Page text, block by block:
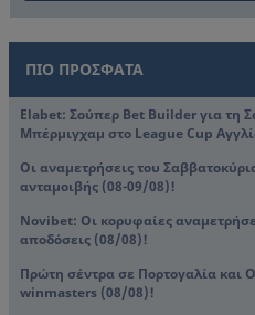
ΠΙΟ ΠΡΟΣΦΑΤΑ
Elabet: Σούπερ Bet Builder για τη
Μπέρμιγχαμ στο League Cup
Οι αναμετρήσεις του
ανταμοιβής (08-09/08)!
Novibet: Oι κορυφαίες
αποδόσεις (08/08)!
Πρώτη σέντρα σε Πορτογαλία και
winmasters (08/08)!